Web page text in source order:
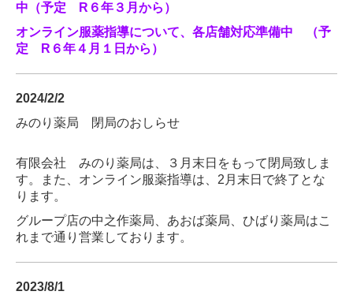
中（予定 R６年３月から）
オンライン服薬指導について、各店舗対応準備中 （予
定 R６年４月１日から）
2024/2/2
みのり薬局 閉局のおしらせ
有限会社 みのり薬局は、３月末日をもって閉局致しま
す。また、オンライン服薬指導は、2月末日で終了とな
ります。
グループ店の中之作薬局、あおば薬局、ひばり薬局はこ
れまで通り営業しております。
2023/8/1